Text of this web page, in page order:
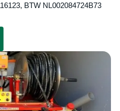
BTW NL002084724B73